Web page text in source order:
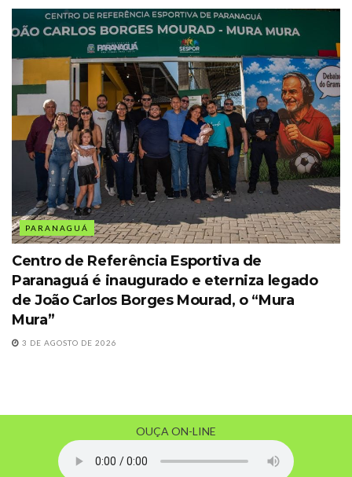
PARANAGUÁ
Centro de Referência Esportiva de
Paranaguá é inaugurado e eterniza legado
de João Carlos Borges Mourad, o “Mura
Mura”
3 DE AGOSTO DE 2026
OUÇA ON-LINE